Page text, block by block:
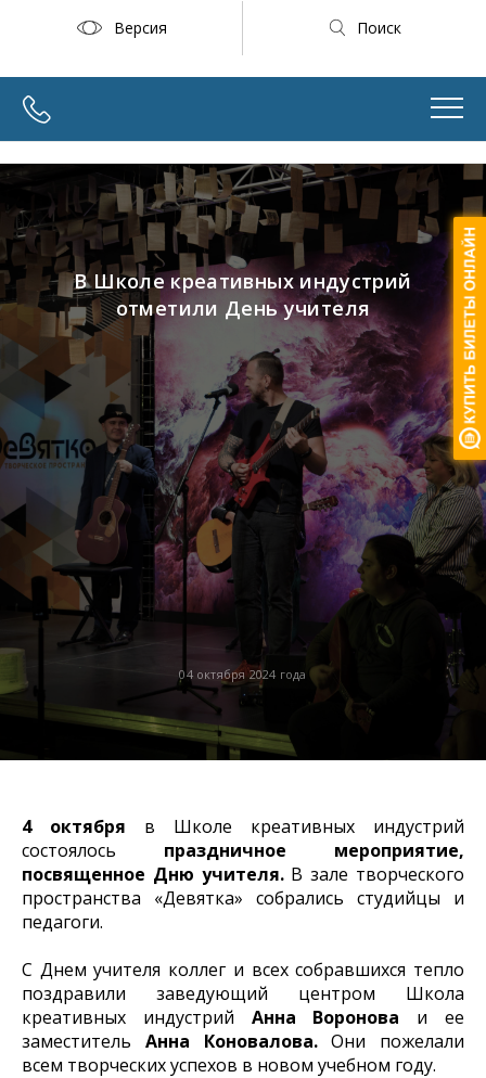
Версия Поиск
04 октября 2024 года
В Школе креативных индустрий
отметили День учителя
4 октября в Школе креативных индустрий
состоялось праздничное мероприятие,
посвященное Дню учителя.В зале творческого
пространства «Девятка» собрались студийцы и
педагоги.
С Днем учителя коллег и всех собравшихся тепло
поздравили заведующий центром Школа
креативных индустрий Анна Воронова и ее
заместитель Анна Коновалова.Они пожелали
всем творческих успехов в новом учебном году.